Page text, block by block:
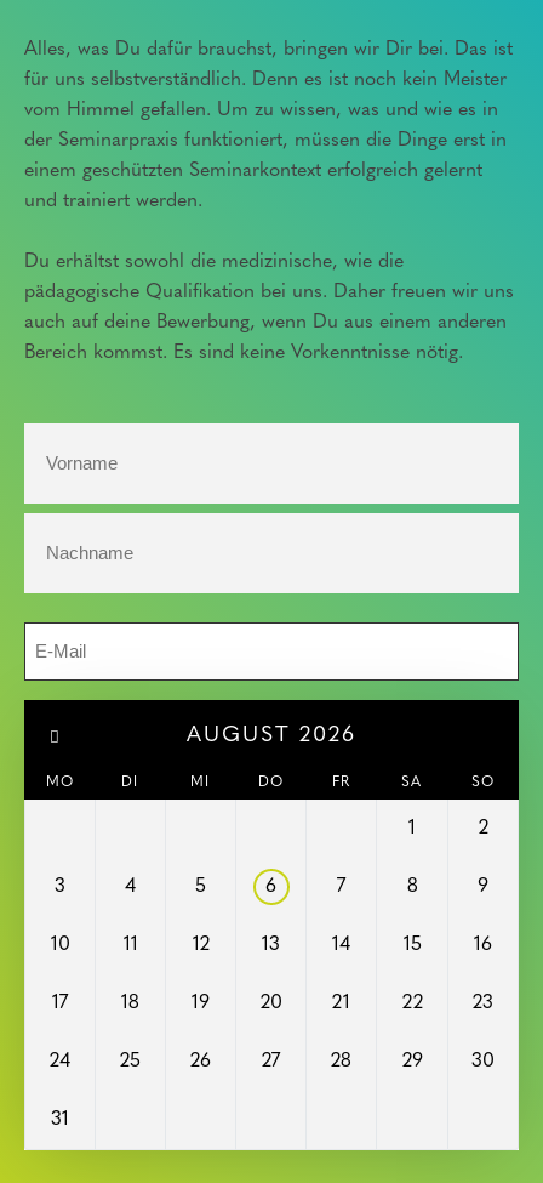
Alles, was Du dafür brauchst, bringen wir Dir bei. Das ist
für uns selbstverständlich. Denn es ist noch kein Meister
vom Himmel gefallen. Um zu wissen, was und wie es in
der Seminarpraxis funktioniert, müssen die Dinge erst in
einem geschützten Seminarkontext erfolgreich gelernt
und trainiert werden.
Du erhältst sowohl die medizinische, wie die
pädagogische Qualifikation bei uns. Daher freuen wir uns
auch auf deine Bewerbung, wenn Du aus einem anderen
Bereich kommst. Es sind keine Vorkenntnisse nötig.
AUGUST 2026
MO DI MI DO FR SA SO
1 2
3 4 5 6 7 8 9
10 11 12 13 14 15 16
17 18 19 20 21 22 23
24 25 26 27 28 29 30
31